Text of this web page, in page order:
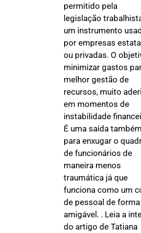
permitido pela
legislação
um instrumento
por empresas
ou privadas. O
minimizar gastos
melhor gestão de
recursos, muito
em momentos de
instabilidade
É uma saída também
para enxugar o
de funcionários de
maneira menos
traumática já que
funciona como um
de pessoal de forma
amigável. . Leia a
do artigo de Tatiana